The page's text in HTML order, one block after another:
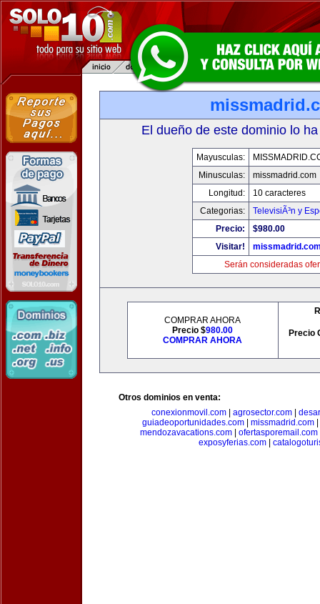
El dueño de este dominio lo
Mayusculas:
Minusculas:
missmadrid.com
Longitud:
10 caracteres
Categorias:
TelevisiÃ³n y
Precio:
$980.00
Visitar!
Serán consideradas
COMPRAR AHORA
Precio $980.00
COMPRAR AHORA
Precio
Otros dominios en venta:
conexionmovil.com
agrosector.com
guiadeoportunidades.com| missmadrid.com|
mendozavacations.com
ofertasporemail.com
exposyferias.com|